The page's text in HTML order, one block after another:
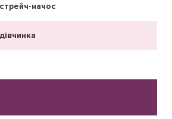
стрейч-начос
дівчинка